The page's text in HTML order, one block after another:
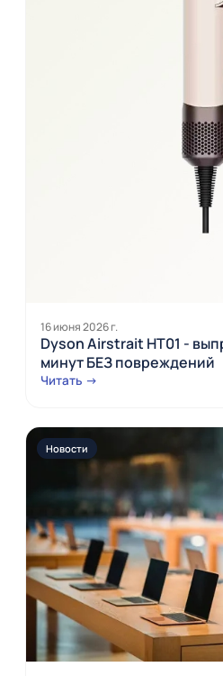
16 июня 2026 г.
Dyson Airstrait HT01 -
минут БЕЗ повреждений
Читать →
Новости